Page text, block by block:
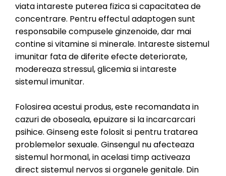
viata intareste puterea fizica si capacitatea de
concentrare. Pentru effectul adaptogen sunt
responsabile compusele ginzenoide, dar mai
contine si vitamine si minerale. Intareste sistemul
imunitar fata de diferite efecte deteriorate,
modereaza stressul, glicemia si intareste
sistemul imunitar.
Folosirea acestui produs, este recomandata in
cazuri de oboseala, epuizare si la incarcarcari
psihice. Ginseng este folosit si pentru tratarea
problemelor sexuale. Ginsengul nu afecteaza
sistemul hormonal, in acelasi timp activeaza
direct sistemul nervos si organele genitale. Din